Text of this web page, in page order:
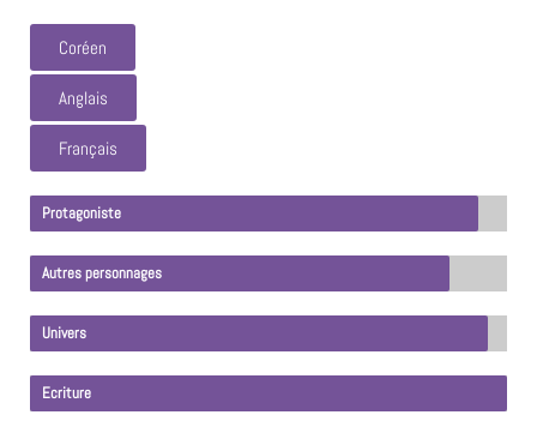
Coréen
Anglais
Français
Protagoniste
Autres personnages
Univers
Ecriture